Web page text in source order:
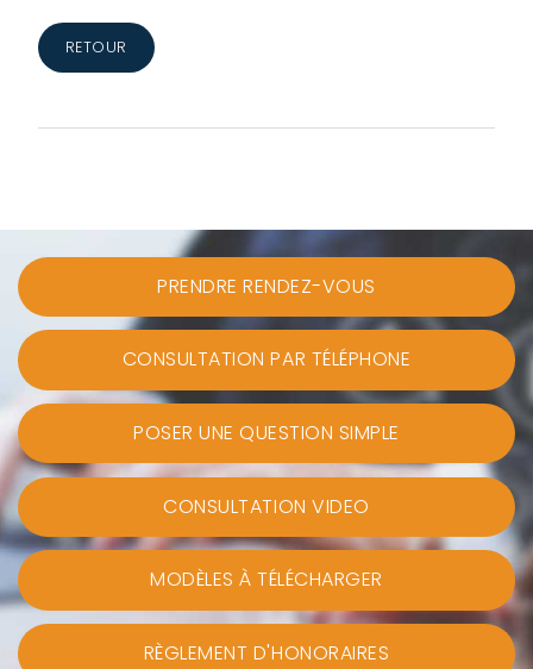
RETOUR
PRENDRE RENDEZ-VOUS
CONSULTATION PAR TÉLÉPHONE
POSER UNE QUESTION SIMPLE
CONSULTATION VIDEO
MODÈLES À TÉLÉCHARGER
RÈGLEMENT D'HONORAIRES